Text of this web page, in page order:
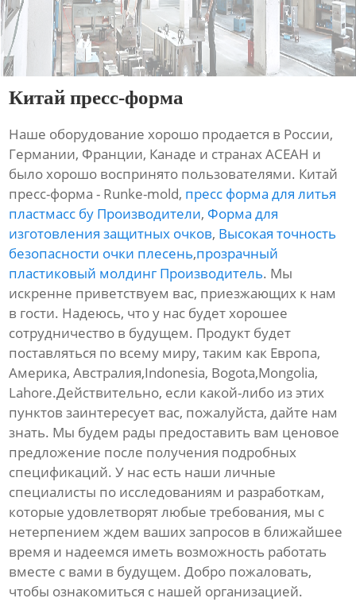
Китай пресс-форма
Наше оборудование хорошо продается в России,
Германии, Франции, Канаде и странах АСЕАН и
было хорошо воспринято пользователями. Китай
пресс-форма - Runke-mold, пресс форма для литья
пластмасс бу Производители, Форма для
изготовления защитных очков, Высокая точность
безопасности очки плесень,прозрачный
пластиковый молдинг Производитель. Мы
искренне приветствуем вас, приезжающих к нам
в гости. Надеюсь, что у нас будет хорошее
сотрудничество в будущем. Продукт будет
поставляться по всему миру, таким как Европа,
Америка, Австралия,Indonesia, Bogota,Mongolia,
Lahore.Действительно, если какой-либо из этих
пунктов заинтересует вас, пожалуйста, дайте нам
знать. Мы будем рады предоставить вам ценовое
предложение после получения подробных
спецификаций. У нас есть наши личные
специалисты по исследованиям и разработкам,
которые удовлетворят любые требования, мы с
нетерпением ждем ваших запросов в ближайшее
время и надеемся иметь возможность работать
вместе с вами в будущем. Добро пожаловать,
чтобы ознакомиться с нашей организацией.